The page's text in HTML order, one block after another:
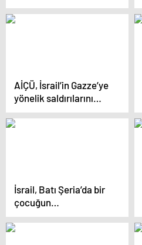
bugüne kadar neden
kesmediniz?
AİÇÜ, İsrail’in Gazze’ye
yönelik saldırılarını
protesto etti
İsrail, Batı Şeria’da bir
çocuğun
öldürülmesinde
‘muhtemel bir savaş